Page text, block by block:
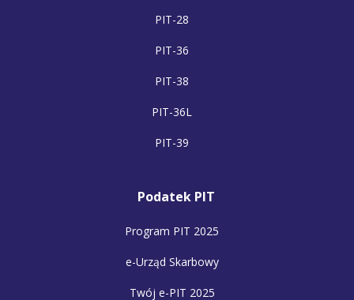
PIT-28
PIT-36
PIT-38
PIT-36L
PIT-39
Podatek PIT
Program PIT 2025
e-Urząd Skarbowy
Twój e-PIT 2025